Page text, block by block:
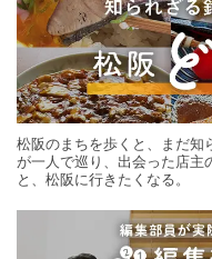
松阪のまちを歩くと、まだ
が一人で巡り、出会った店主
と、松阪に行きたくなる。